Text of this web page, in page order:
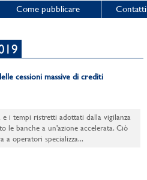
Come pubblicare Contatti
cessioni massive di crediti
e i tempi ristretti adottati dalla vigilanza
banche a un'azione accelerata. Ciò
a operatori specializza...